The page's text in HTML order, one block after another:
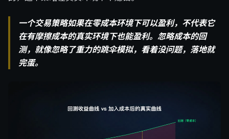
一个交易策略如果在零成本环境下可以盈利，不代表它
在有摩擦成本的真实环境下也能盈利。忽略成本的回
测，就像忽略了重力的跳伞模拟，看着没问题，落地就
完蛋。